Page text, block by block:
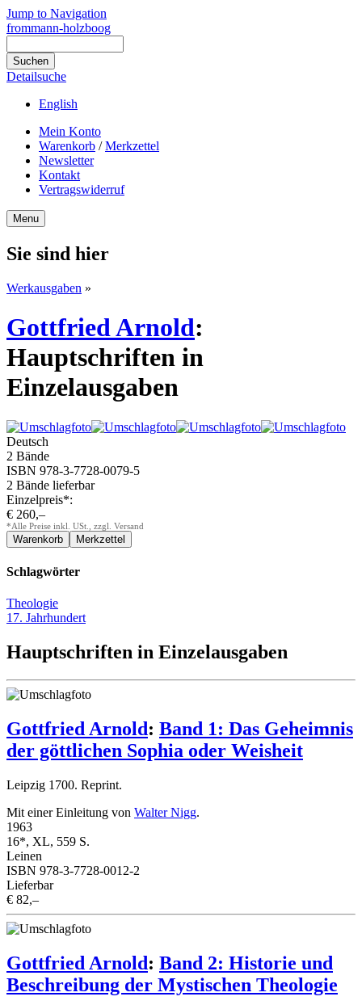
Jump to Navigation
frommann-holzboog
Detailsuche
English
Mein Konto
Warenkorb /Merkzettel
Newsletter
Kontakt
Vertragswiderruf
Menu
Sie sind hier
Werkausgaben »
Gottfried Arnold:
Hauptschriften in
Einzelausgaben
Deutsch
2 Bände
ISBN 978-3-7728-0079-5
2 Bände lieferbar
Einzelpreis*:
€ 260,–
*Alle Preise inkl. USt., zzgl. Versand
Schlagwörter
Theologie
17. Jahrhundert
Hauptschriften in Einzelausgaben
Gottfried Arnold: Band 1: Das Geheimnis
der göttlichen Sophia oder Weisheit
Leipzig 1700. Reprint.
Mit einer Einleitung von Walter Nigg.
1963
16*, XL, 559 S.
Leinen
ISBN 978-3-7728-0012-2
Lieferbar
€ 82,–
Gottfried Arnold: Band 2: Historie und
Beschreibung der Mystischen Theologie